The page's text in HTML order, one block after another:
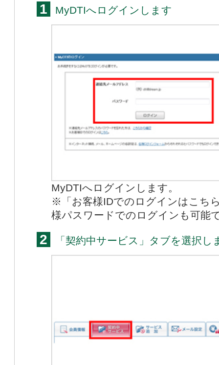
1 MyDTIへログインします
MyDTIへログインします。
※「お客様IDでのログインはこち
様パスワードでのログインも可能
2 「契約中サービス」タブを選択し